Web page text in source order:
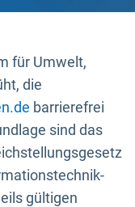
für Umwelt,
die
barrierefrei
sind das
gültigen